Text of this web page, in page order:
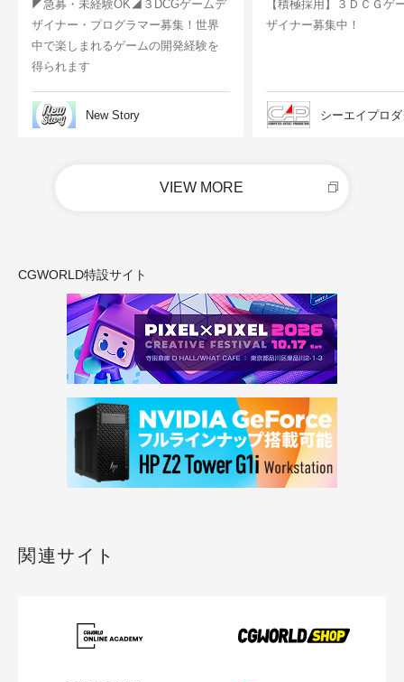
◤急募・未経験OK◢３DCGゲームデ
ザイナー・プログラマー募集！世界
中で楽しまれるゲームの開発経験を
得られます
New Story
【積極採用】３ＤＣＧゲ
ザイナー募集中！
シーエイプロ
VIEW MORE
CGWORLD特設サイト
関連サイト